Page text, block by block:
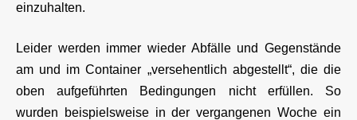
einzuhalten.
Leider werden immer wieder Abfälle und Gegenstände
am und im Container „versehentlich abgestellt“, die die
oben aufgeführten Bedingungen nicht erfüllen. So
wurden beispielsweise in der vergangenen Woche ein